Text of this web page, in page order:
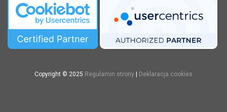
Copyright © 2025 Regulamin strony | Deklaracja cookies